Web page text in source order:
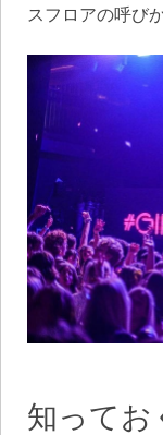
スフロアの呼び
知ってお